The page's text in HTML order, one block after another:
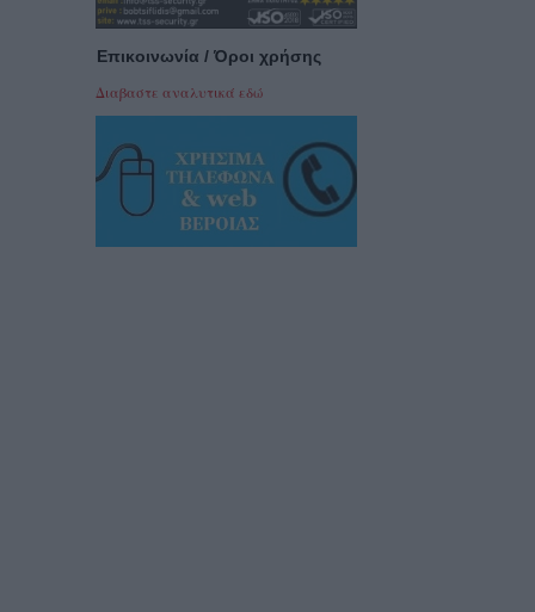
Επικοινωνία / Όροι χρήσης
Διαβαστε αναλυτικά εδώ